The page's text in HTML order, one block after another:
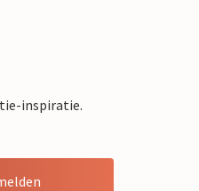
inspiratie.